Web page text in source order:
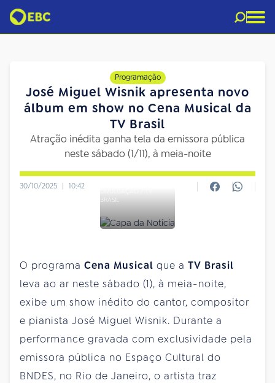
Programação
José Miguel Wisnik apresenta novo
álbum em show no Cena Musical da
TV Brasil
Atração inédita ganha tela da emissora pública
neste sábado (1/11), à meia-noite
30/10/2025 | 10:42
BRASIL
O programa Cena Musical que a TV Brasil
leva ao ar neste sábado (1), à meia-noite,
exibe um show inédito do cantor, compositor
e pianista José Miguel Wisnik. Durante a
performance gravada com exclusividade pela
emissora pública no Espaço Cultural do
BNDES, no Rio de Janeiro, o artista traz